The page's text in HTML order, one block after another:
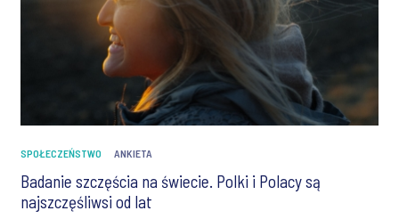
SPOŁECZEŃSTWO ANKIETA
Badanie szczęścia na świecie. Polki i Polacy są
najszczęśliwsi od lat